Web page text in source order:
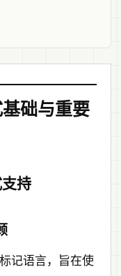
础与重要
持
记语言，旨在使